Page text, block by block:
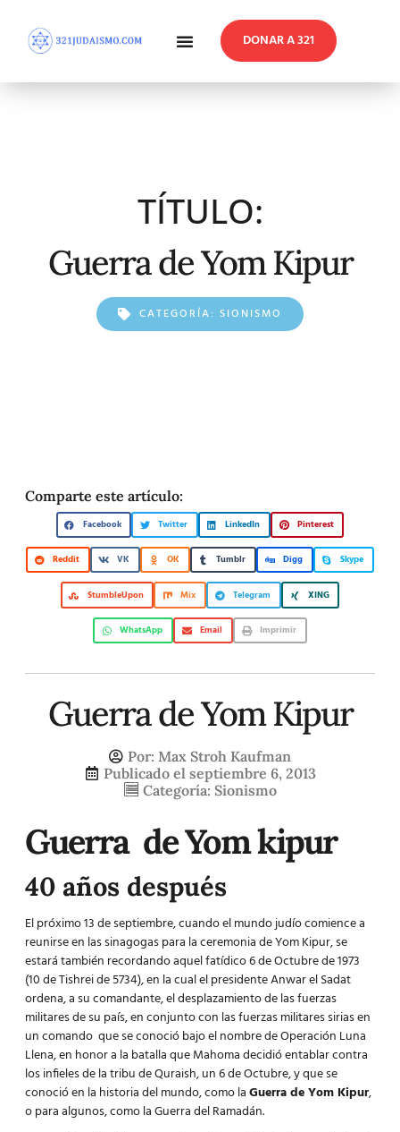
DONAR A 321
TÍTULO:
Guerra de Yom Kipur
CATEGORÍA: SIONISMO
Comparte este artículo:
Facebook Twitter LinkedIn Pinterest
Reddit VK OK Tumblr Digg Skype
StumbleUpon Mix Telegram XING
WhatsApp Email Imprimir
Guerra de Yom Kipur
Por: Max Stroh Kaufman
Publicado el septiembre 6, 2013
Categoría: Sionismo
Guerra de Yom kipur
40 años después
El próximo 13 de septiembre, cuando el mundo judío comience a
reunirse en las sinagogas para la ceremonia deYom Kipur,se
estará también recordando aquel fatídico 6 de Octubre de 1973
(10 de Tishrei de 5734), en la cual el presidente Anwar el Sadat
ordena, a su comandante, el desplazamiento de las fuerzas
militares de su país, en conjunto con las fuerzas militares sirias en
un comando que se conoció bajo el nombre de Operación Luna
Llena, en honor a la batalla que Mahoma decidió entablar contra
los infieles de la tribu de Quraish, un 6 de Octubre, y que se
conoció en la historia del mundo, como laGuerra de Yom Kipur,
o para algunos, como la Guerra del Ramadán.